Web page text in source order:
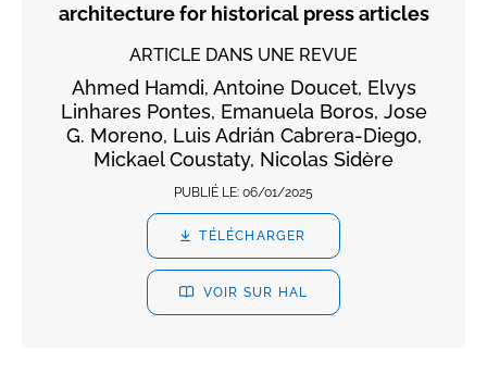
architecture for historical press articles
ARTICLE DANS UNE REVUE
Ahmed Hamdi, Antoine Doucet, Elvys
Linhares Pontes, Emanuela Boros, Jose
G. Moreno, Luis Adrián Cabrera-Diego,
Mickael Coustaty, Nicolas Sidère
PUBLIÉ LE: 06/01/2025
TÉLÉCHARGER
VOIR SUR HAL